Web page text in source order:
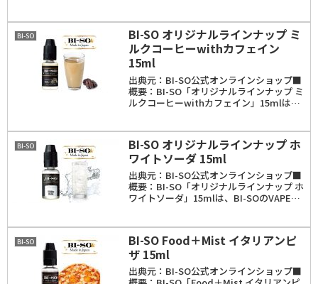
15ml・30ml・60ml。こ...
BI-SO
BI-SO オリジナルラインナップ ミ
ルクコーヒーwithカフェイン
15ml
出典元：BI-SO公式オンラインショップ■
概要：BI-SO「オリジナルラインナップ ミ
ルクコーヒーwithカフェイン」15mlは、
リンク系リキッド。また、カフェ...
BI-SO
BI-SO オリジナルラインナップ ホ
ワイトソーダ 15ml
出典元：BI-SO公式オンラインショップ■
概要：BI-SO「オリジナルラインナップ ホ
ワイトソーダ」15mlは、BI-SOのVAPE用
たような味わい。容量は15ml...
BI-SO
BI-SO Food＋Mist イタリアンピ
ザ 15ml
出典元：BI-SO公式オンラインショップ■